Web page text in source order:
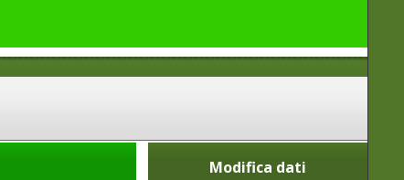
Modifica dati